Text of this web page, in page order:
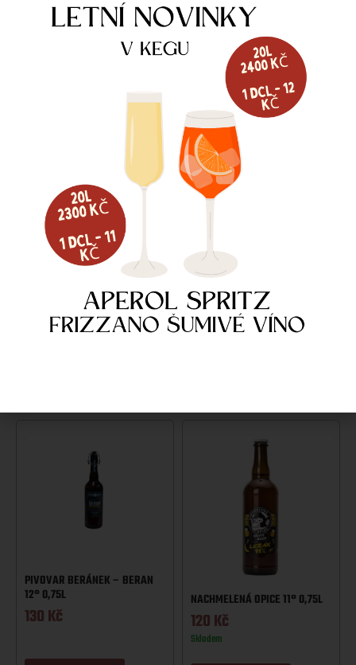
Více informací
Více informací
DOBRUŠSKÁ 11° 0,75L
Kč
Skladem
DOBRUŠSKÁ 12° 0,75L
115Kč
Skladem
PIVOVAR BERÁNEK – BERAN
12° 0,75L
130Kč
NACHMELENÁ OPICE 11° 0,75L
120Kč
Skladem